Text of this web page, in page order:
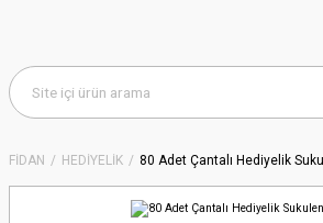
FİDAN HEDİYELİK 80 Adet Çantalı Hediyelik